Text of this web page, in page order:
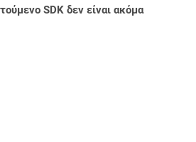
SDK δεν είναι ακόμα